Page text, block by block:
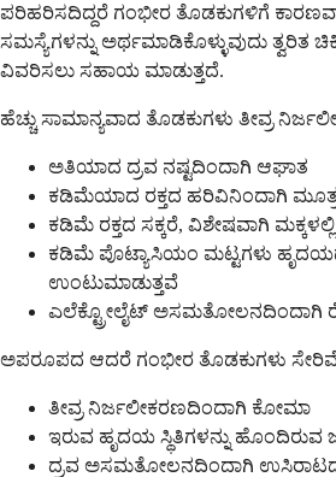
ಪರಿಹರಿಸದಿದ್ದರೆ ಗಂಭೀರ ತೊಡಕುಗಳಿಗೆ
ಸಮಸ್ಯೆಗಳನ್ನು ಅರ್ಥಮಾಡಿಕೊಳ್ಳುವುದು ತ್ವರಿತ
ವಿವರಿಸಲು ಸಹಾಯ ಮಾಡುತ್ತದೆ.
ಹೆಚ್ಚು ಸಾಮಾನ್ಯವಾದ ತೊಡಕುಗಳು ತೀವ್ರ
ಅತಿಯಾದ ದ್ರವ ನಷ್ಟದಿಂದಾಗಿ ಆಘಾತ
ಕಡಿಮೆಯಾದ ರಕ್ತದ ಹರಿವಿನಿಂದಾಗಿ
ಕಡಿಮೆ ರಕ್ತದ ಸಕ್ಕರೆ, ವಿಶೇಷವಾಗಿ ಮಕ್ಕಳಲ್ಲಿ
ಕಡಿಮೆ ಪೊಟ್ಯಾಸಿಯಂ ಮಟ್ಟಗಳು
ಉಂಟುಮಾಡುತ್ತವೆ
ಎಲೆಕ್ಟ್ರೋಲೈಟ್ ಅಸಮತೋಲನದಿಂದಾಗಿ
ಅಪರೂಪದ ಆದರೆ ಗಂಭೀರ ತೊಡಕುಗಳು
ತೀವ್ರ ನಿರ್ಜಲೀಕರಣದಿಂದಾಗಿ ಕೋಮಾ
ಇರುವ ಹೃದಯ ಸ್ಥಿತಿಗಳನ್ನು ಹೊಂದಿರುವ
ದ್ರವ ಅಸಮತೋಲನದಿಂದಾಗಿ